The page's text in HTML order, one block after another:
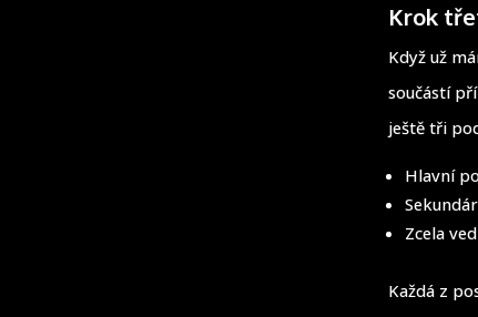
Krok
Když už
součástí
ještě tři
Hlavní
Zcela
Každá z